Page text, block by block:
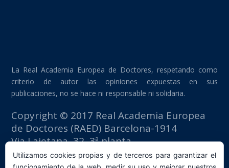
La Real Academia Europea de Doctores, respetando como
criterio de autor las opiniones expuestas en sus
publicaciones, no se hace ni responsable ni solidaria.
Copyright © 2017 Real Academia Europea
de Doctores (RAED) Barcelona-1914
Via Laietana, 32, 3ª planta
Edificio Fomento del Trabajo
Utilizamos cookies propias y de terceros para garantizar el